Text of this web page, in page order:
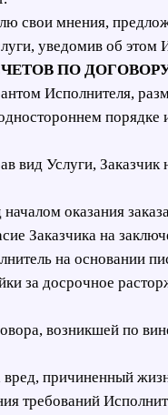
свои мнения,
уведомив об этом
ПО
Исполнителя,
порядке
Услуги, Заказчик
оказания
Заказчика на
на основании
за досрочное
возникшей по
вред, причиненный
требований